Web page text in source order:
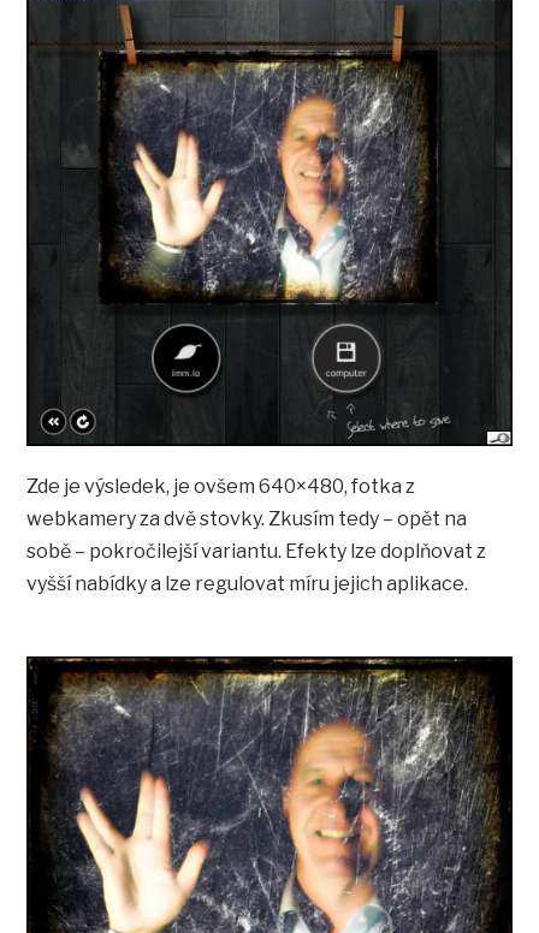
Zde je výsledek, je ovšem 640×480, fotka z
webkamery za dvě stovky. Zkusím tedy – opět na
sobě – pokročilejší variantu. Efekty lze doplňovat z
vyšší nabídky a lze regulovat míru jejich aplikace.